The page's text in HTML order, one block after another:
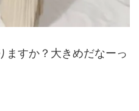
ますか？大きめだなーっ